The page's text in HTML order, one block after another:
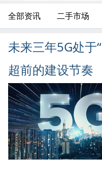
全部资讯 二手市场
未来三年5G处于
超前的建设节奏